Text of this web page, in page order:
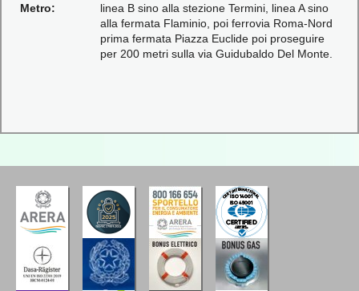
Metro:
linea B sino alla stezione Termini, linea A sino
alla fermata Flaminio, poi ferrovia Roma-Nord
prima fermata Piazza Euclide poi proseguire
per 200 metri sulla via Guidubaldo Del Monte.